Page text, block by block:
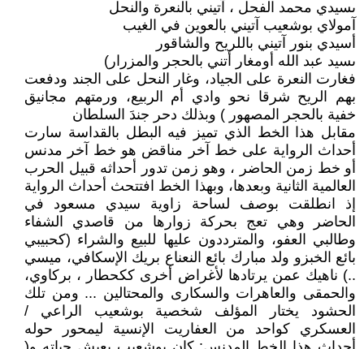
ىسيدي محمد الفحل ، آتيني بالنعرة والنحل
آمولاي بوشعيب آتيني بالعوين في الغيب
أسيدي بنور آتيني باللريح والشاقور
ىسيد عبد الله أومغار أتني بالحجر والمزرار)
فغارت النعرة على الجياد، وغار النحل على الجند ودفعت
بهم الريح شرقا نحو وادي أم الربيع، ورمتهم مجانيق
خفية بالحجر المصهور ) وبذلك دحر جندَ السلطان
مقابل هذا الخط الذي تميز فيه البطل بالقداسة سارت
أحداث الرواية على خط آخر مناقض هو خط آخر مدنس
أو خط زمن الحاضر ، وهو زمن تدور أحداثه قبيل الحرب
العالمية الثانية وبعدها، وبهذا الخط افتتحث أحداث الرواية
إذ انطلقت بوصف لساحة زاوية سيدي مسعود في
الحاضر وهي تعج بحركة زوارها من قاصدي الشفاء
وطالبي العفو، والمترددون عليها للبيع والشراء (كحبيبي
بائع الخبزو ولد مبارك بائع النعناع بريك الإسكافي، ميسي
..) ناهيك عمن يرتادها لأغراض أخرى ككحطار ، بركاوي،
والحمقى والعاهرات والسكارى والمحتالين ... ومن تلك
الحشود يختار المؤلف شخصية بوشعيب الراعي /
العسكري كواحد من العفاريت الإنسية ليمحور حوله